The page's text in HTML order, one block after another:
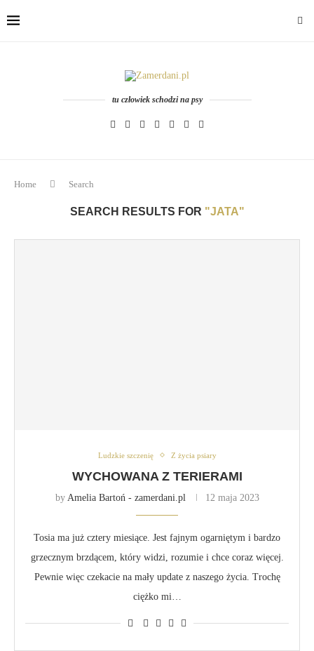
tu człowiek schodzi na psy
Home Search
SEARCH RESULTS FOR "JATA"
Ludzkie szczenię Z życia psiary
WYCHOWANA Z TERIERAMI
by Amelia Bartoń - zamerdani.pl 12 maja 2023
Tosia ma już cztery miesiące. Jest fajnym ogarniętym i bardzo
grzecznym brzdącem, który widzi, rozumie i chce coraz więcej.
Pewnie więc czekacie na mały update z naszego życia. Trochę
ciężko mi…